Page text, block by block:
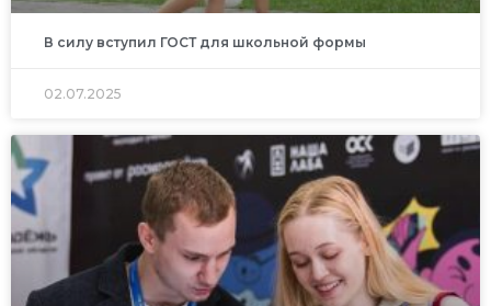
В силу вступил ГОСТ для школьной формы
02.07.2025